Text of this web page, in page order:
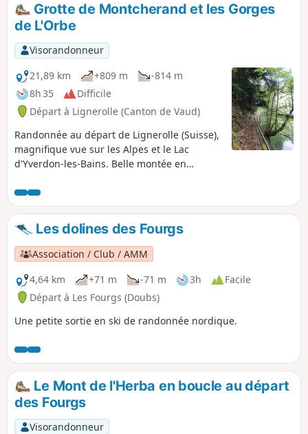
Grotte de Montcherand et les Gorges
de L'Orbe
Visorandonneur
21,89 km
+809 m
-814 m
8h 35
Difficile
Départ à Lignerolle (Canton de Vaud)
Randonnée au départ de Lignerolle (Suisse),
magnifique vue sur les Alpes et le Lac
d'Yverdon-les-Bains. Belle montée en
étroit. Beau site à La Grotte de Montcherand.
Les gorges de l'Orbe par la rive droite, non
sécurisée, sont magnifiques. Vous pourrez
faire plusieurs pauses agréables aux
refuges des Mélèzes, de Chaudron et de
Chassagne.
Les dolines des Fourgs
Association / Club / AMM
4,64 km
+71 m -71 m 3h
Facile
Départ à Les Fourgs (Doubs)
Une petite sortie en ski de randonnée nordique.
Le Mont de l'Herba en boucle au départ
des Fourgs
Visorandonneur